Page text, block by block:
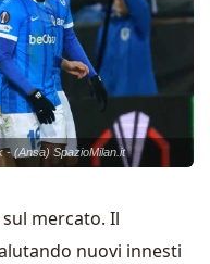
- (Ansa) SpazioMilan.it
mercato. Il
nuovi innesti